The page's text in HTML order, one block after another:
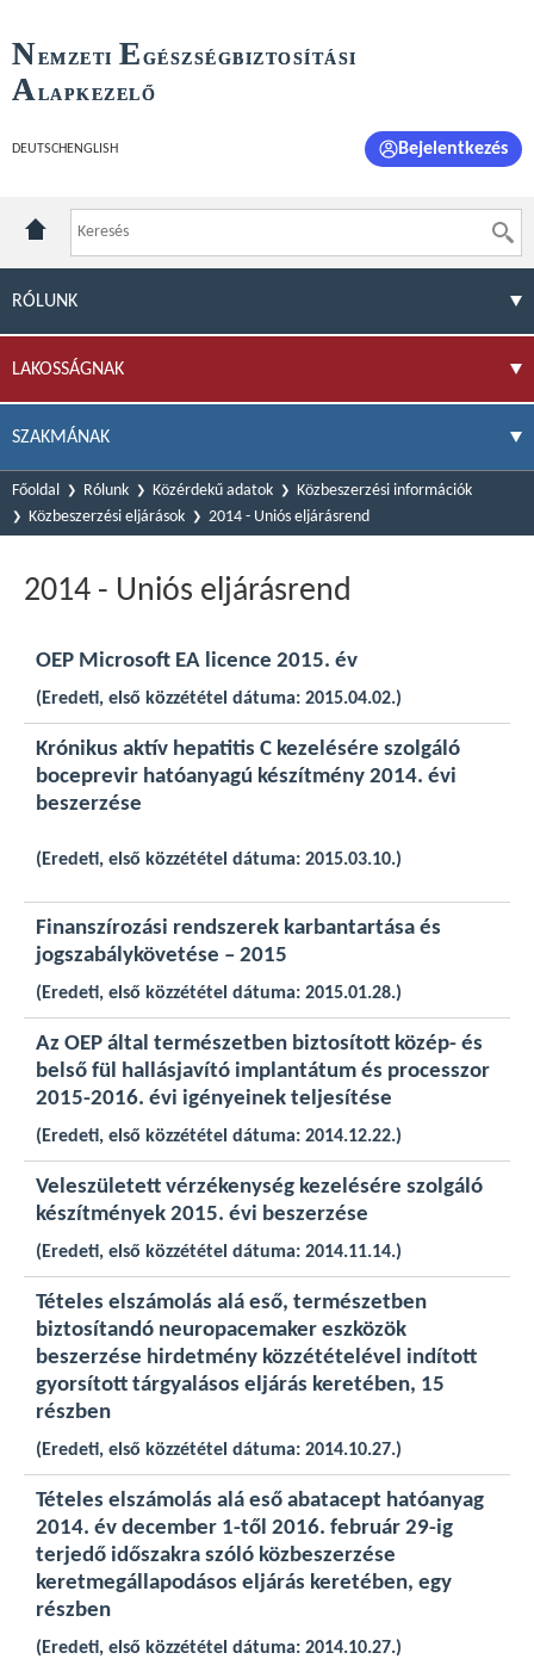
NEMZETI E GÉSZSÉGBIZTOSÍTÁSI
ALAPKEZELŐ
DEUTSCH ENGLISH Bejelentkezés
RÓLUNK
LAKOSSÁGNAK
SZAKMÁNAK
Főoldal Rólunk Közérdekű adatok
Közbeszerzési információk
Közbeszerzési eljárások
2014 - Uniós eljárásrend
2014 - Uniós eljárásrend
OEP Microsoft EA licence 2015. év
(Eredeti, első közzététel dátuma: 2015.04.02.)
Krónikus aktív hepatitis C kezelésére szolgáló
boceprevir hatóanyagú készítmény 2014. évi
beszerzése
(Eredeti, első közzététel dátuma: 2015.03.10.)
Finanszírozási rendszerek karbantartása és
jogszabálykövetése – 2015
(Eredeti, első közzététel dátuma: 2015.01.28.)
Az OEP által természetben biztosított közép- és
belső fül hallásjavító implantátum és processzor
2015-2016. évi igényeinek teljesítése
(Eredeti, első közzététel dátuma: 2014.12.22.)
Veleszületett vérzékenység kezelésére szolgáló
készítmények 2015. évi beszerzése
(Eredeti, első közzététel dátuma: 2014.11.14.)
Tételes elszámolás alá eső, természetben
biztosítandó neuropacemaker eszközök
beszerzése hirdetmény közzétételével indított
gyorsított tárgyalásos eljárás keretében, 15
részben
(Eredeti, első közzététel dátuma: 2014.10.27.)
Tételes elszámolás alá eső abatacept hatóanyag
2014. év december 1-től 2016. február 29-ig
terjedő időszakra szóló közbeszerzése
keretmegállapodásos eljárás keretében, egy
részben
(Eredeti, első közzététel dátuma: 2014.10.27.)